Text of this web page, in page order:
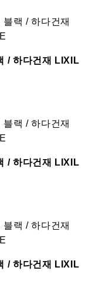
/ 하다건재 LIXIL
/ 하다건재 LIXIL
/ 하다건재 LIXIL